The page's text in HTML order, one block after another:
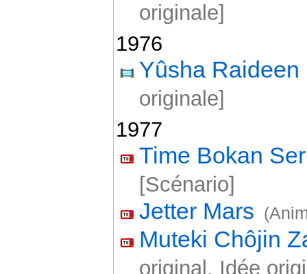
originale]
1976
Yûsha Raideen
originale]
1977
Time Bokan
[Scénario]
Jetter Mars
Muteki Chôjin
original, Idée